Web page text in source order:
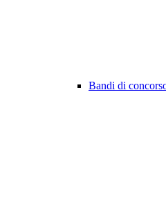
Bandi di